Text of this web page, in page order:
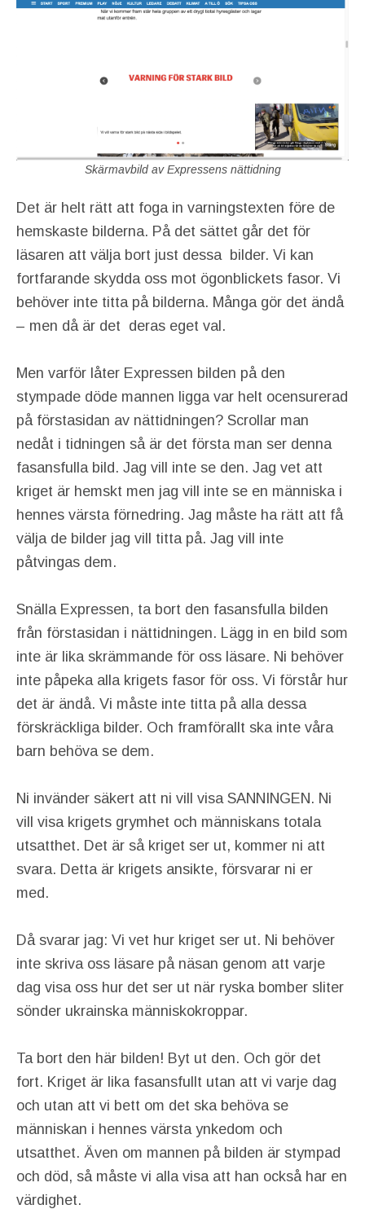
Skärmavbild av Expressens nättidning
Det är helt rätt att foga in varningstexten före de
hemskaste bilderna. På det sättet går det för
läsaren att välja bort just dessa bilder. Vi kan
fortfarande skydda oss mot ögonblickets fasor. Vi
behöver inte titta på bilderna. Många gör det ändå
– men då är det deras eget val.
Men varför låter Expressen bilden på den
stympade döde mannen ligga var helt ocensurerad
på förstasidan av nättidningen? Scrollar man
nedåt i tidningen så är det första man ser denna
fasansfulla bild. Jag vill inte se den. Jag vet att
kriget är hemskt men jag vill inte se en människa i
hennes värsta förnedring. Jag måste ha rätt att få
välja de bilder jag vill titta på. Jag vill inte
påtvingas dem.
Snälla Expressen, ta bort den fasansfulla bilden
från förstasidan i nättidningen. Lägg in en bild som
inte är lika skrämmande för oss läsare. Ni behöver
inte påpeka alla krigets fasor för oss. Vi förstår hur
det är ändå. Vi måste inte titta på alla dessa
förskräckliga bilder. Och framförallt ska inte våra
barn behöva se dem.
Ni invänder säkert att ni vill visa SANNINGEN. Ni
vill visa krigets grymhet och människans totala
utsatthet. Det är så kriget ser ut, kommer ni att
svara. Detta är krigets ansikte, försvarar ni er
med.
Då svarar jag: Vi vet hur kriget ser ut. Ni behöver
inte skriva oss läsare på näsan genom att varje
dag visa oss hur det ser ut när ryska bomber sliter
sönder ukrainska människokroppar.
Ta bort den här bilden! Byt ut den. Och gör det
fort. Kriget är lika fasansfullt utan att vi varje dag
och utan att vi bett om det ska behöva se
människan i hennes värsta ynkedom och
utsatthet. Även om mannen på bilden är stympad
och död, så måste vi alla visa att han också har en
värdighet.